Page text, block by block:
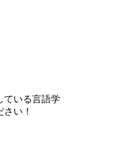
ている言語学
い！